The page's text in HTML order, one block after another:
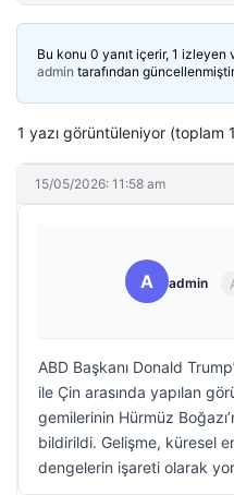
Bu konu 0 yanıt içerir, 1 izleyen
admin tarafından
1 yazı görüntüleniyor (toplam
15/05/2026: 11:58 am
A admin
ABD Başkanı Donald
ile Çin arasında yapılan
gemilerinin Hürmüz
bildirildi. Gelişme, küresel
dengelerin işareti olarak